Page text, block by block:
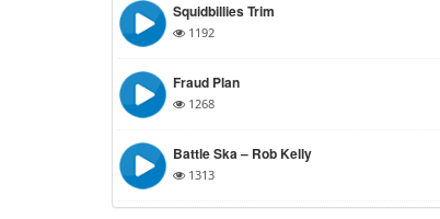
Squidbillies Trim
1192
Fraud Plan
1268
Battle Ska – Rob Kelly
1313